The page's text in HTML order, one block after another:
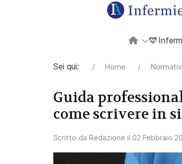
Sei qui: Home
Guida
come scrivere in
Scritto da Redazione il 02 Febbraio